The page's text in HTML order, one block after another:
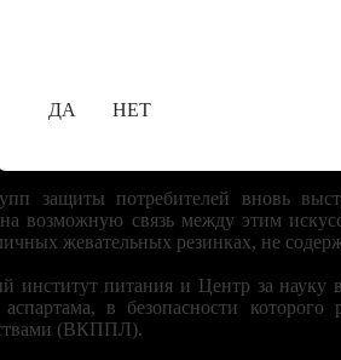
в СНГ жевательная резинка
появились сомнения в
защиты потребителей вновь
возможную связь между этим
жевательных резинках, не
питания и Центр за науку
в безопасности
(ВКППЛ).
ДА НЕТ